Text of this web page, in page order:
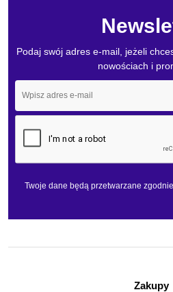
Podaj swój adres e-mail, jeżeli
nowościach i
Twoje dane będą przetwarzane
Zakupy